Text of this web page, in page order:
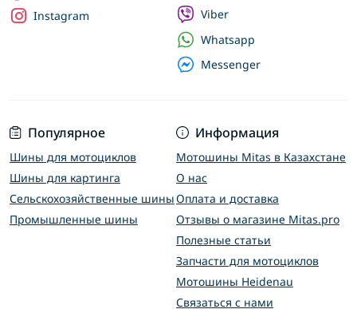
Популярное
Шины для мотоциклов
Шины для картинга
Сельскохозяйственные шины
Промышленные шины
Информация
Мотошины Mitas в Казахстане
О нас
Оплата и доставка
Отзывы о магазине Mitas.pro
Полезные статьи
Запчасти для мотоциклов
Мотошины Heidenau
Связаться с нами
Instagram
Viber
Whatsapp
Messenger